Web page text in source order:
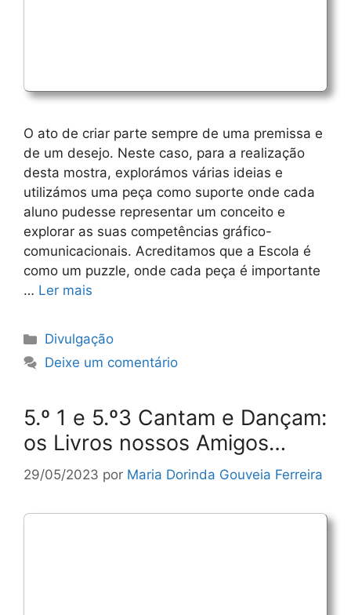
O ato de criar parte sempre de uma premissa e
de um desejo. Neste caso, para a realização
desta mostra, explorámos várias ideias e
utilizámos uma peça como suporte onde cada
aluno pudesse representar um conceito e
explorar as suas competências gráfico-
comunicacionais. Acreditamos que a Escola é
como um puzzle, onde cada peça é importante
… Ler mais
Categorias
Divulgação
Deixe um comentário
5.º 1 e 5.º3 Cantam e Dançam:
os Livros nossos Amigos…
29/05/2023 por Maria Dorinda Gouveia Ferreira